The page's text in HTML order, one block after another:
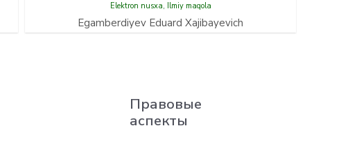
Elektron nusxa, Ilmiy maqola
Egamberdiyev Eduard Xajibayevich
Правовые
аспекты